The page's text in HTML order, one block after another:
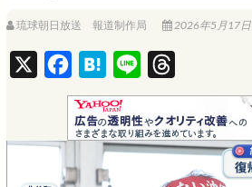
琉球朝日放送 報道制作局 2026年5月17日
a
c
e
b
H
a
t
e
n
i
n
e
h
r
e
a